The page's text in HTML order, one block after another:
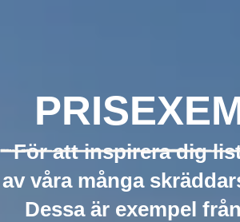
För att inspirera dig
av våra många
Dessa är exempel